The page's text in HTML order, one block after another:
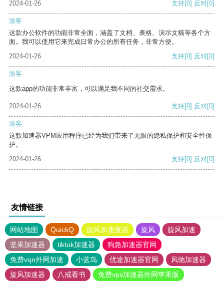
2024-01-26 支持[0] 反对[0]
游客
这款办公软件的功能非常全面，涵盖了文档、表格、演示文稿等各个方
面。我可以使用它来完成日常办公的所有任务，非常方便。
2024-01-26
支持[0] 反对[0]
游客
这款app的功能非常丰富，可以满足我不同的社交需求。
2024-01-26 支持[0] 反对[0]
游客
这款加速器VPM应用程序已经为我们带来了无限的隐私保护和安全性保
护。
2024-01-26
支持[0] 反对[0]
友情链接
网站地图 QuickQ 旋风加速度器 旋风
旋风加速
坚果加速器
tiktok加速器
狗急加速器官网
免费vqn外网加速
小蓝鸟 优途加速器官网
风驰加速器
旋风加速器
八戒看书
免费vps加速器外网苹果版